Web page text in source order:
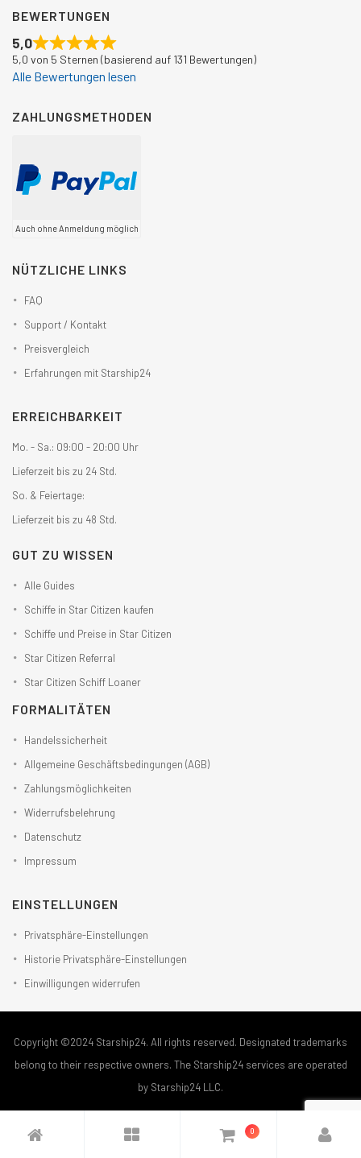
BEWERTUNGEN
5,0
5,0 von 5 Sternen (basierend auf 131 Bewertungen)
Alle Bewertungen lesen
ZAHLUNGSMETHODEN
Auch ohne Anmeldung möglich
NÜTZLICHE LINKS
FAQ
Support / Kontakt
Preisvergleich
Erfahrungen mit Starship24
ERREICHBARKEIT
Mo. - Sa.: 09:00 - 20:00 Uhr
Lieferzeit bis zu 24 Std.
So. & Feiertage:
Lieferzeit bis zu 48 Std.
GUT ZU WISSEN
Alle Guides
Schiffe in Star Citizen kaufen
Schiffe und Preise in Star Citizen
Star Citizen Referral
Star Citizen Schiff Loaner
FORMALITÄTEN
Handelssicherheit
Allgemeine Geschäftsbedingungen (AGB)
Zahlungsmöglichkeiten
Widerrufsbelehrung
Datenschutz
Impressum
EINSTELLUNGEN
Privatsphäre-Einstellungen
Historie Privatsphäre-Einstellungen
Einwilligungen widerrufen
Copyright ©2024 Starship24. All rights reserved. Designated trademarks
belong to their respective owners. The Starship24 services are operated
by Starship24 LLC.
0